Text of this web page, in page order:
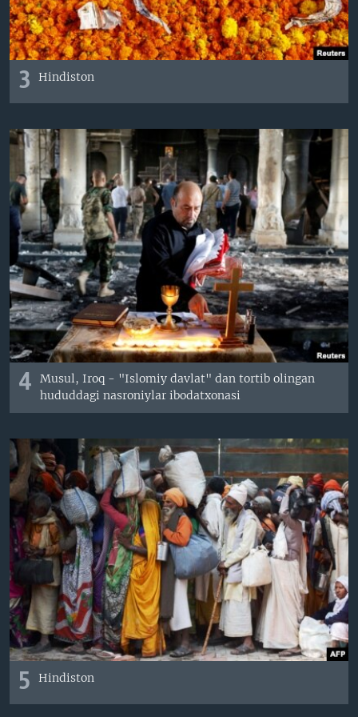
3 Hindiston
4
Musul, Iroq - "Islomiy davlat" dan tortib olingan
hududdagi nasroniylar ibodatxonasi
5 Hindiston